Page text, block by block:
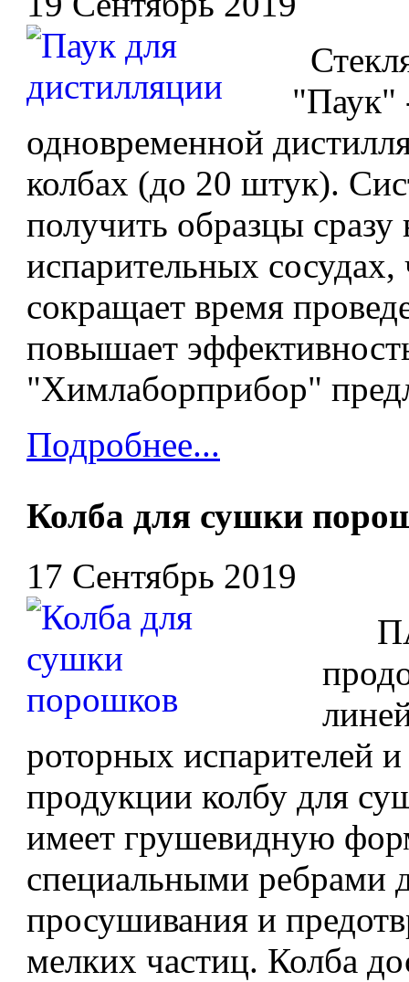
"Паук"
одновременной
колбах (до 20 штук).
получить образцы сразу
испарительных
сокращает время
повышает
"Химлаборприбор"
Подробнее...
Колба для сушки
17 Сентябрь 2019
роторных испарителей
продукции колбу для
имеет грушевидную
специальными ребрами
просушивания и
мелких частиц. Колба